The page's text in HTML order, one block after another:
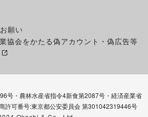
願い
協会をかたる偽アカウント・偽広告等
号・農林水産省指令4新食第2087号・経済産業省
許可番号:東京都公安委員会 第301042319446号